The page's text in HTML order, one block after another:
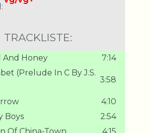
TRACKLISTE:
And Honey 7:14
(Prelude In C By J.S.
3:58
4:10
Boys
2:54